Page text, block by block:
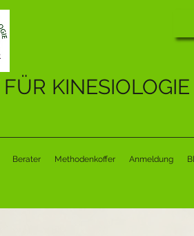
KINESIOLOGIE
Berater Methodenkoffer Anmeldung